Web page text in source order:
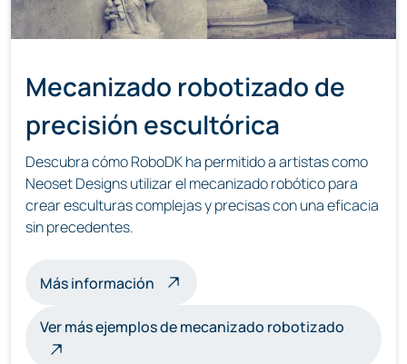
Mecanizado robotizado de
precisión escultórica
Descubra cómo RoboDK ha permitido a artistas como
Neoset Designs utilizar el mecanizado robótico para
crear esculturas complejas y precisas con una eficacia
sin precedentes.
Más información sobre esculturas mecanizadas por
Ver más ejemplos de mecanizado robotizado